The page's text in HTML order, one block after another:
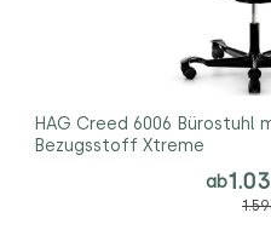
HAG Creed 6006 Bürostuhl
Bezugsstoff Xtreme
ab